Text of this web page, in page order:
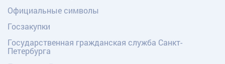
Официальные символы
Госзакупки
Государственная гражданская служба Санкт-
Петербурга